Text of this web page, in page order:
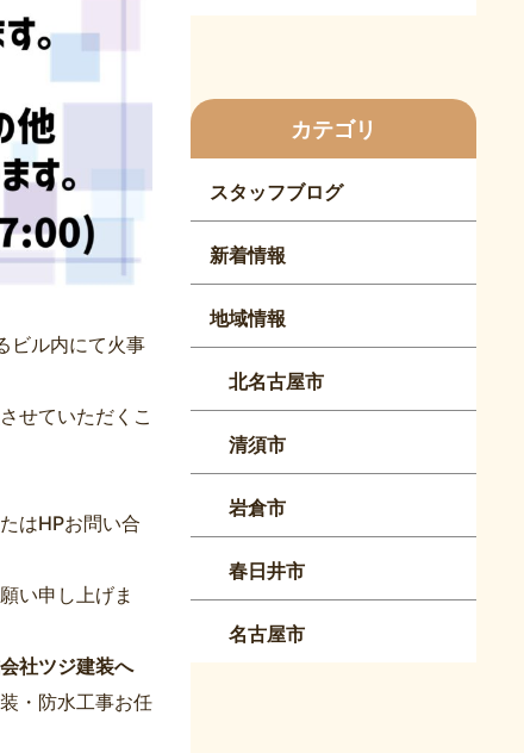
ビル内にて火事
せていただくこ
はHPお問い合
い申し上げま
社ツジ建装へ
・防水工事お任
カテゴリ
スタッフブログ
新着情報
地域情報
北名古屋市
清須市
岩倉市
春日井市
名古屋市